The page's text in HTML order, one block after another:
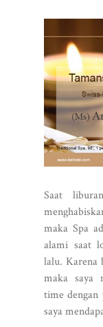
Saat
maka Spa
alami saat
lalu. Karena
maka saya
time
saya